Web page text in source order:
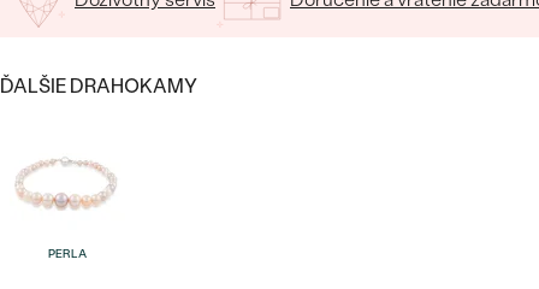
svadobné
obrúčky
ZLATO
PLATINA
S PERLAMI
LUXUSNÉ
ĎALŠIE DRAHOKAMY
PERLA